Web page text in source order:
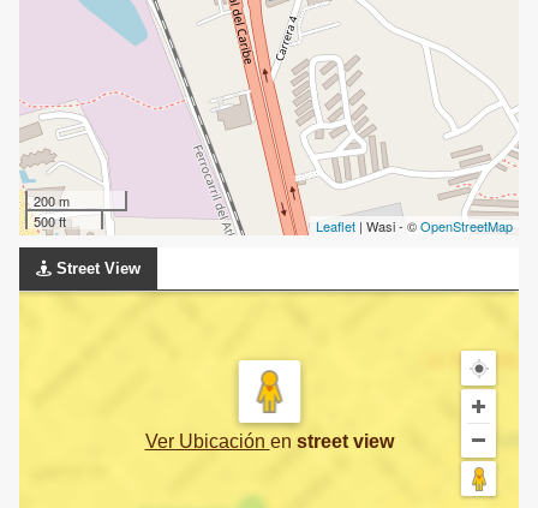
200 m
500 ft
Leaflet | Wasi - ©OpenStreetMap
Street View
Ver Ubicación en street view